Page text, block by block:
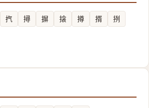
㧉 撏 摒 搇 撙 揟
挒